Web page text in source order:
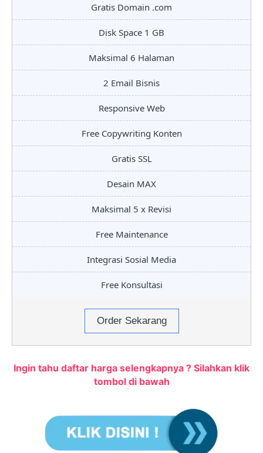
Gratis Domain .com
Disk Space 1 GB
Maksimal 6 Halaman
2 Email Bisnis
Responsive Web
Free Copywriting Konten
Gratis SSL
Desain MAX
Maksimal 5 x Revisi
Free Maintenance
Integrasi Sosial Media
Free Konsultasi
Order Sekarang
Ingin tahu daftar harga selengkapnya ? Silahkan klik
tombol di bawah